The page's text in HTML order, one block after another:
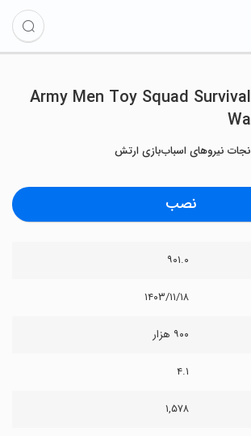
Army Men Toy Squad Survival
Wa
نجات نیروهای اسباب‌بازی ارتش
نصب
۹۰۱.۰
۱۴۰۳/۱۱/۱۸
۹۰۰ هزار
۴.۱
۱,۵۷۸